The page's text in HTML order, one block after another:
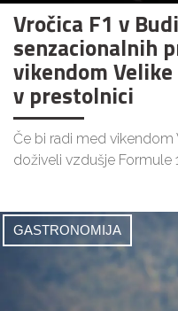
Vročica F1 v
senzacionalnih
vikendom
v prestolnici
Če bi radi med vikendom
doživeli vzdušje Formule
GASTRONOMIJA